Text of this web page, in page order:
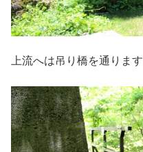
上流へは吊り橋を通ります